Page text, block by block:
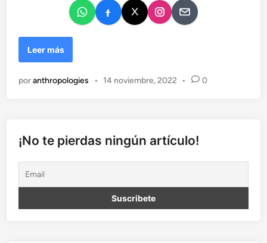
X
a
t
Leer más
poranthropologies • 14 noviembre, 2022 • 0
¡No te pierdas ningún artículo!